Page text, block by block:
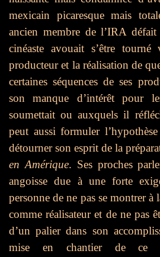
mexicain picaresque mais
ancien membre de l’IRA
cinéaste avouait s’être
producteur et la réalisation de
certaines séquences de ses
son manque d’intérêt pour
soumettait ou auxquels il
peut aussi formuler
détourner son esprit de la
en Amérique. Ses proches
angoisse due à une forte
personne de ne pas se montrer à
comme réalisateur et de ne pas
d’un palier dans son
mise en chantier de ce